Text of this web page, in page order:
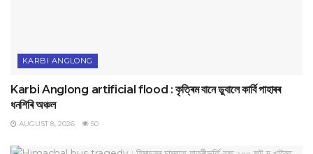
KARBI ANGLONG
Karbi Anglong artificial flood : কৃত্ৰিম বানে ডুবালে কাৰ্বি পাহাৰৰ
ধনশিৰি অঞ্চল
AUGUST 8, 2026 50